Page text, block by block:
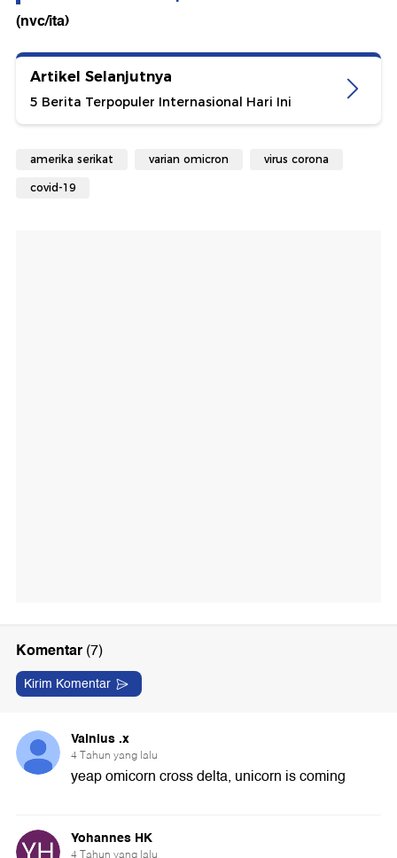
(nvc/ita)
Artikel Selanjutnya
5 Berita Terpopuler Internasional Hari Ini
amerika serikat varian omicron virus corona
covid-19